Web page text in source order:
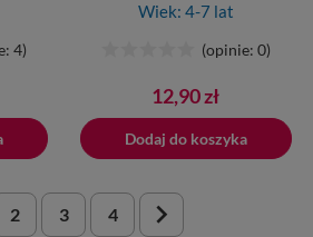
4)
Wiek: 4-7 lat
(opinie: 0)
Cena
12,90 zł
Dodaj do koszyka
2 3 4 